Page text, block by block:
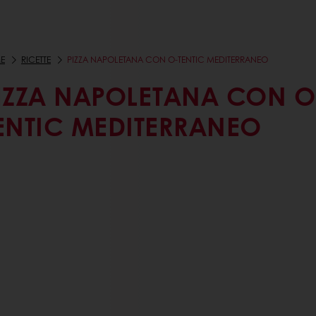
RICETTE PIZZA NAPOLETANA CON O-TENTIC MEDITERRANEO
NAPOLETANA CON
MEDITERRANEO